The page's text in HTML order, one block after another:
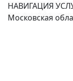
НАВИГАЦИЯ
Московская